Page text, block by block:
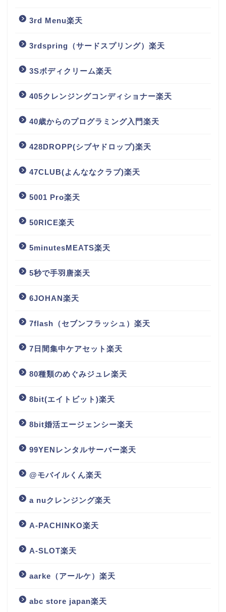
3rd Menu楽天
3rdspring（サードスプリング）楽天
3Sボディクリーム楽天
405クレンジングコンディショナー楽天
40歳からのプログラミング入門楽天
428DROPP(シブヤドロップ)楽天
47CLUB(よんななクラブ)楽天
5001 Pro楽天
50RICE楽天
5minutesMEATS楽天
5秒で手羽唐楽天
6JOHAN楽天
7flash（セブンフラッシュ）楽天
7日間集中ケアセット楽天
80種類のめぐみジュレ楽天
8bit(エイトビット)楽天
8bit婚活エージェンシー楽天
99YENレンタルサーバー楽天
@モバイルくん楽天
a nuクレンジング楽天
A-PACHINKO楽天
A-SLOT楽天
aarke（アールケ）楽天
abc store japan楽天